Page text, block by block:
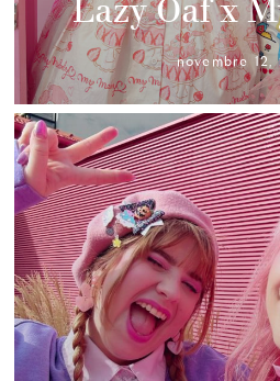
Lazy Oaf x
novembre 12,